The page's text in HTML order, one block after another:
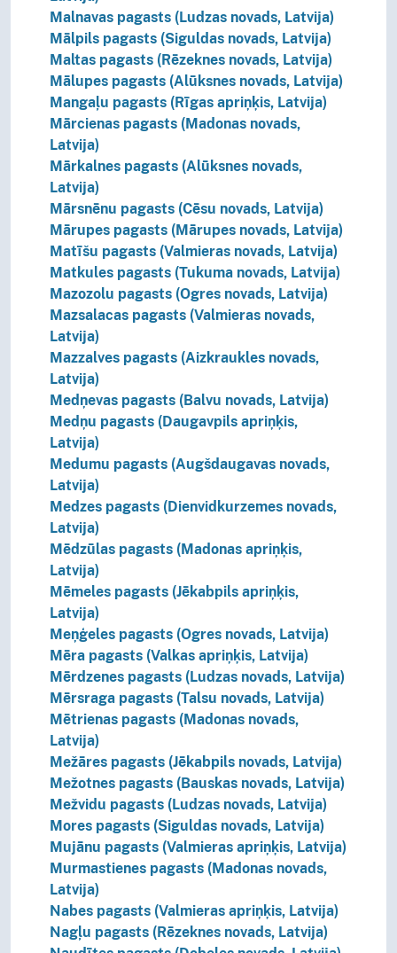
Malnavas pagasts (Ludzas novads, Latvija)
Mālpils pagasts (Siguldas novads, Latvija)
Maltas pagasts (Rēzeknes novads, Latvija)
Mālupes pagasts (Alūksnes novads, Latvija)
Mangaļu pagasts (Rīgas apriņķis, Latvija)
Mārcienas pagasts (Madonas novads,
Latvija)
Mārkalnes pagasts (Alūksnes novads,
Latvija)
Mārsnēnu pagasts (Cēsu novads, Latvija)
Mārupes pagasts (Mārupes novads, Latvija)
Matīšu pagasts (Valmieras novads, Latvija)
Matkules pagasts (Tukuma novads, Latvija)
Mazozolu pagasts (Ogres novads, Latvija)
Mazsalacas pagasts (Valmieras novads,
Latvija)
Mazzalves pagasts (Aizkraukles novads,
Latvija)
Medņevas pagasts (Balvu novads, Latvija)
Medņu pagasts (Daugavpils apriņķis,
Latvija)
Medumu pagasts (Augšdaugavas novads,
Latvija)
Medzes pagasts (Dienvidkurzemes novads,
Latvija)
Mēdzūlas pagasts (Madonas apriņķis,
Latvija)
Mēmeles pagasts (Jēkabpils apriņķis,
Latvija)
Meņģeles pagasts (Ogres novads, Latvija)
Mēra pagasts (Valkas apriņķis, Latvija)
Mērdzenes pagasts (Ludzas novads, Latvija)
Mērsraga pagasts (Talsu novads, Latvija)
Mētrienas pagasts (Madonas novads,
Latvija)
Mežāres pagasts (Jēkabpils novads, Latvija)
Mežotnes pagasts (Bauskas novads, Latvija)
Mežvidu pagasts (Ludzas novads, Latvija)
Mores pagasts (Siguldas novads, Latvija)
Mujānu pagasts (Valmieras apriņķis, Latvija)
Murmastienes pagasts (Madonas novads,
Latvija)
Nabes pagasts (Valmieras apriņķis, Latvija)
Nagļu pagasts (Rēzeknes novads, Latvija)